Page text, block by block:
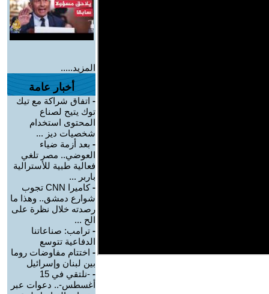
المزيد.....
أخبار عامة
- اتفاق شراكة مع تيك
توك يتيح لصناع
المحتوى استخدام
شخصيات ديز ...
- بعد أزمة ضياء
العوضي.. مصر تلغي
فعالية طبية للأسترالية
باربر ...
-
كاميرا CNN تجوب
شوارع دمشق.. وهذا ما
رصدته خلال نظرة على
الح ...
- ترامب: صناعاتنا
الدفاعية تتوسع
- اختتام مفاوضات روما
بين لبنان وإسرائيل
-
-نلتقي في 15
أغسطس-.. دعوات عبر